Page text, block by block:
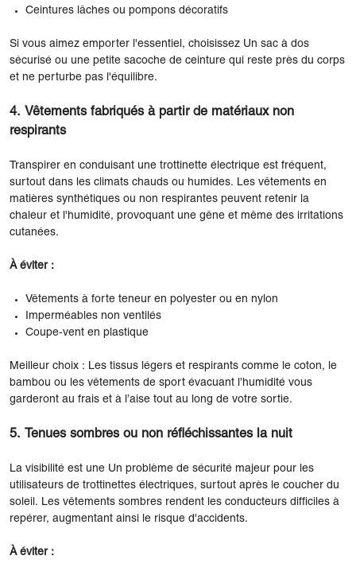
Ceintures lâches ou pompons décoratifs
Si vous aimez emporter l'essentiel, choisissez Un sac à dos
sécurisé ou une petite sacoche de ceinture qui reste près du corps
et ne perturbe pas l'équilibre.
4. Vêtements fabriqués à partir de matériaux non
respirants
Transpirer en conduisant une trottinette électrique est fréquent,
surtout dans les climats chauds ou humides. Les vêtements en
matières synthétiques ou non respirantes peuvent retenir la
chaleur et l'humidité, provoquant une gêne et même des irritations
cutanées.
À éviter :
Vêtements à forte teneur en polyester ou en nylon
Imperméables non ventilés
Coupe-vent en plastique
Meilleur choix : Les tissus légers et respirants comme le coton, le
bambou ou les vêtements de sport évacuant l’humidité vous
garderont au frais et à l’aise tout au long de votre sortie.
5. Tenues sombres ou non réfléchissantes la nuit
La visibilité est une Un problème de sécurité majeur pour les
utilisateurs de trottinettes électriques, surtout après le coucher du
soleil. Les vêtements sombres rendent les conducteurs difficiles à
repérer, augmentant ainsi le risque d'accidents.
À éviter :